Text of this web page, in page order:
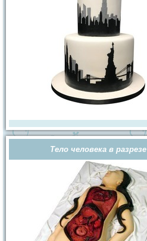
Тело человека в разрезе